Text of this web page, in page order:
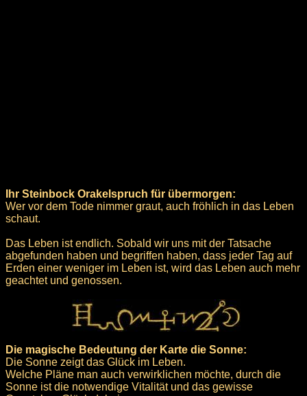
Ihr Steinbock Orakelspruch für übermorgen:
Wer vor dem Tode nimmer graut, auch fröhlich in das Leben
schaut.
Das Leben ist endlich. Sobald wir uns mit der Tatsache
abgefunden haben und begriffen haben, dass jeder Tag auf
Erden einer weniger im Leben ist, wird das Leben auch mehr
geachtet und genossen.
Die magische Bedeutung der Karte die Sonne:
Die Sonne zeigt das Glück im Leben.
Welche Pläne man auch verwirklichen möchte, durch die
Sonne ist die notwendige Vitalität und das gewisse